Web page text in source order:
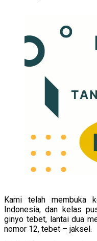
Kami telah membuka
Indonesia, dan kelas
ginyo tebet, lantai dua
nomor 12, tebet – jaksel.